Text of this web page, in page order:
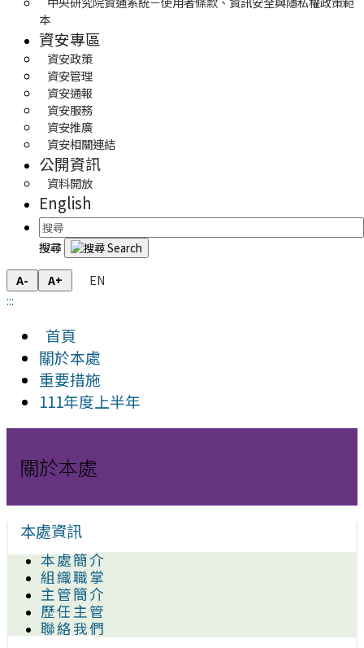
本
資安專區
資安政策
資安管理
資安通報
資安服務
資安推廣
資安相關連結
公開資訊
資料開放
English
搜尋
A- A+
EN
:::
首頁
關於本處
重要措施
111年度上半年
關於本處
本處資訊
本處簡介
組織職掌
主管簡介
歷任主管
聯絡我們